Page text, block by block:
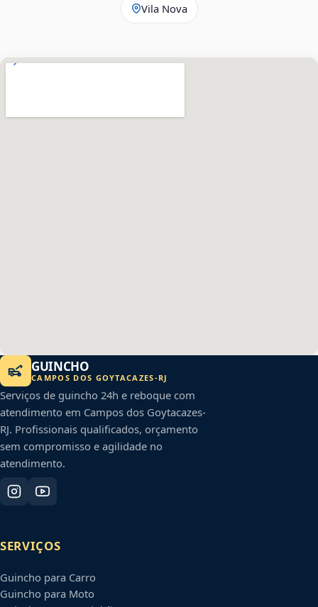
Vila Nova
GUINCHO
CAMPOS DOS GOYTACAZES-RJ
Serviços de guincho 24h e reboque com
atendimento em Campos dos Goytacazes-
RJ. Profissionais qualificados, orçamento
sem compromisso e agilidade no
atendimento.
SERVIÇOS
Guincho para Carro
Guincho para Moto